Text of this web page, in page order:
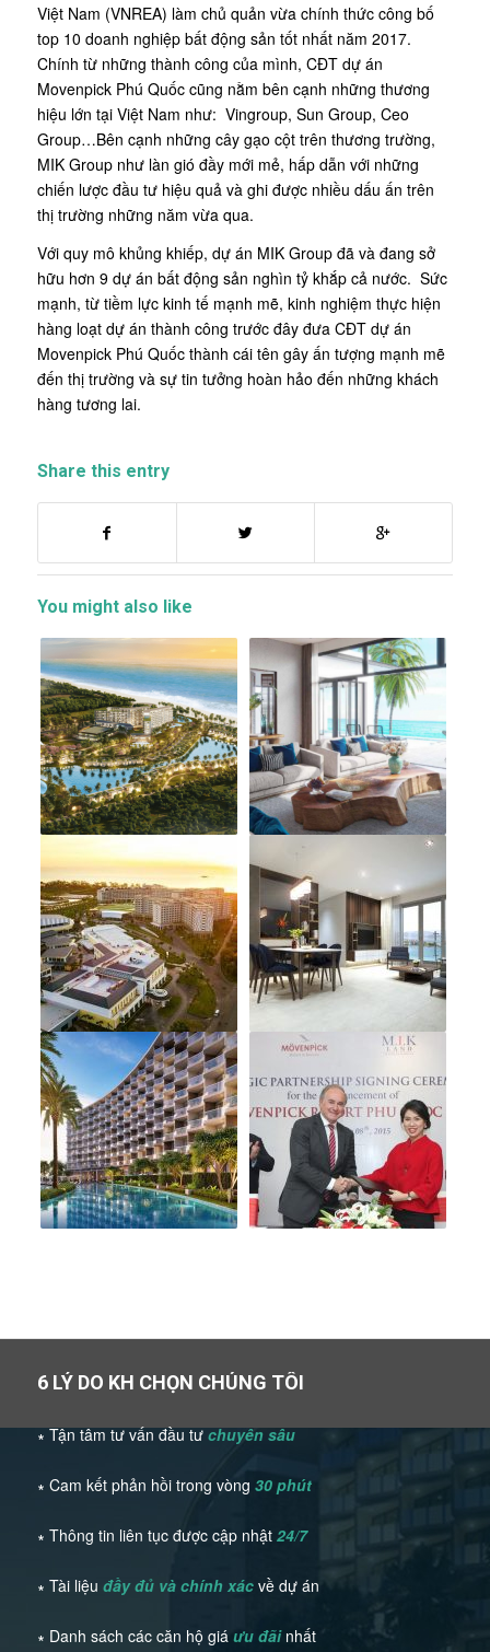
Việt Nam (VNREA) làm chủ quản vừa chính thức công bố
top 10 doanh nghiệp bất động sản tốt nhất năm 2017.
Chính từ những thành công của mình, CĐT dự án
Movenpick Phú Quốc cũng nằm bên cạnh những thương
hiệu lớn tại Việt Nam như: Vingroup, Sun Group, Ceo
Group…Bên cạnh những cây gạo cột trên thương trường,
MIK Group như làn gió đầy mới mẻ, hấp dẫn với những
chiến lược đầu tư hiệu quả và ghi được nhiều dấu ấn trên
thị trường những năm vừa qua.
Với quy mô khủng khiếp, dự án MIK Group đã và đang sở
hữu hơn 9 dự án bất động sản nghìn tỷ khắp cả nước. Sức
mạnh, từ tiềm lực kinh tế mạnh mẽ, kinh nghiệm thực hiện
hàng loạt dự án thành công trước đây đưa CĐT dự án
Movenpick Phú Quốc thành cái tên gây ấn tượng mạnh mẽ
đến thị trường và sự tin tưởng hoàn hảo đến những khách
hàng tương lai.
Share this entry
You might also like
6 LÝ DO KH CHỌN CHÚNG TÔI
∗ Tận tâm tư vấn đầu tưchuyên sâu
∗ Cam kết phản hồi trong vòng 30 phút
∗ Thông tin liên tục được cập nhật 24/7
∗ Tài liệu đầy đủ và chính xácvề dự án
∗ Danh sách các căn hộ giá ưu đãinhất